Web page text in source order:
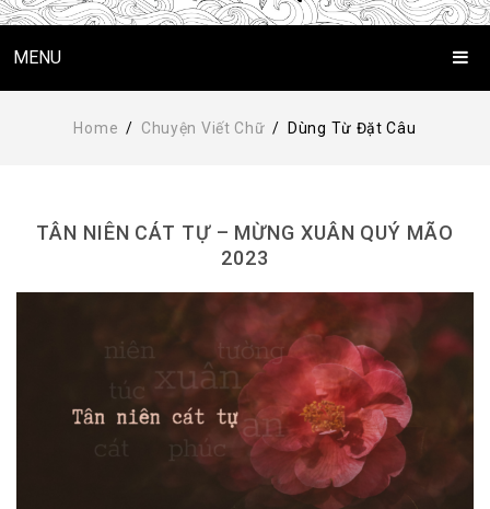
MENU
Trang Chủ
Cổ mỹ từ
Học từ dân gian
Ngòi bút người xưa
Người Việt với tiếng Việt
Home / Chuyện Viết Chữ / Dùng Từ Đặt Câu
TÂN NIÊN CÁT TỰ – MỪNG XUÂN QUÝ MÃO
2023